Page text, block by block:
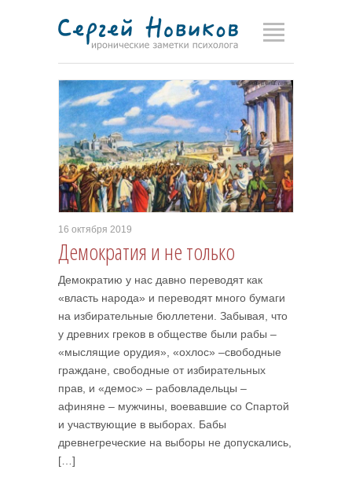
16 октября 2019
Демократия и не только
Демократию у нас давно переводят как
«власть народа» и переводят много бумаги
на избирательные бюллетени. Забывая, что
у древних греков в обществе были рабы –
«мыслящие орудия», «охлос» –свободные
граждане, свободные от избирательных
прав, и «демос» – рабовладельцы –
афиняне – мужчины, воевавшие со Спартой
и участвующие в выборах. Бабы
древнегреческие на выборы не допускались,
[…]